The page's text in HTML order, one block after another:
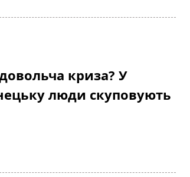
криза? У
люди скуповують